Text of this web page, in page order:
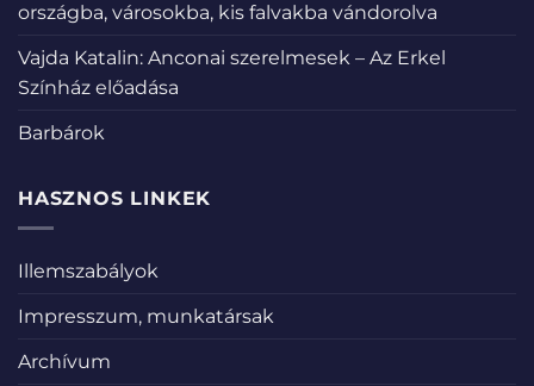
országba, városokba, kis falvakba vándorolva
Vajda Katalin: Anconai szerelmesek – Az Erkel
Színház előadása
Barbárok
HASZNOS LINKEK
Illemszabályok
Impresszum, munkatársak
Archívum